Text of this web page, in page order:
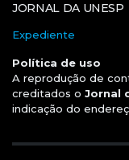
JORNAL DA UNESP
Expediente
Política de uso
A reprodução de
creditados o Jornal
indicação do